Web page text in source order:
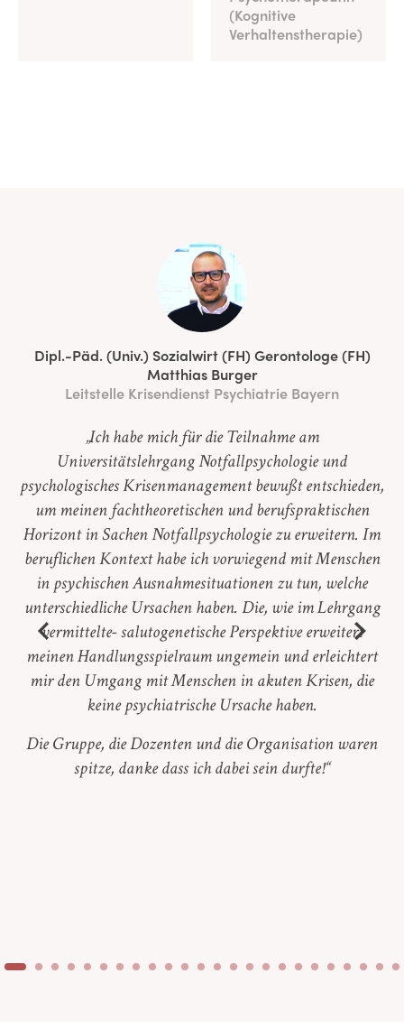
(Kognitive
Verhaltenstherapie)
Dipl.-Päd. (Univ.) Sozialwirt (FH) Gerontologe (FH)
Matthias Burger
Leitstelle Krisendienst Psychiatrie Bayern
„Ich habe mich für die Teilnahme am
Universitätslehrgang Notfallpsychologie und
psychologisches Krisenmanagement bewußt entschieden,
um meinen fachtheoretischen und berufspraktischen
Horizont in Sachen Notfallpsychologie zu erweitern. Im
beruflichen Kontext habe ich vorwiegend mit Menschen
in psychischen Ausnahmesituationen zu tun, welche
unterschiedliche Ursachen haben. Die, wie im Lehrgang
vermittelte- salutogenetische Perspektive erweitert
meinen Handlungsspielraum ungemein und erleichtert
mir den Umgang mit Menschen in akuten Krisen, die
keine psychiatrische Ursache haben.
Die Gruppe, die Dozenten und die Organisation waren
spitze, danke dass ich dabei sein durfte!“